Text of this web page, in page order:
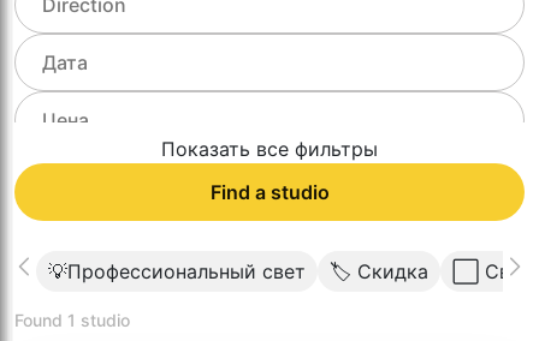
Показать все фильтры
Find a studio
💡Профессиональный свет 🏷 Скидка ⬜️
Found 1 studio